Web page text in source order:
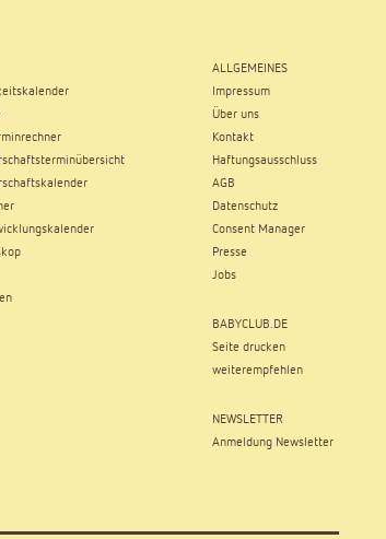
ALLGEMEINES
Impressum
Über uns
Kontakt
Haftungsausschluss
AGB
Datenschutz
Consent Manager
Presse
Jobs
BABYCLUB.DE
Seite drucken
weiterempfehlen
NEWSLETTER
Anmeldung Newsletter